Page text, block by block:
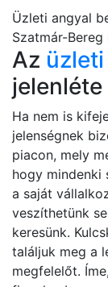
Üzleti angyal
Szatmár-Bereg
Az
Ha nem is
jelenségnek
piacon, mely
hogy mindenki
a saját
veszíthetünk
keresünk.
találjuk meg a
megfelelőt.